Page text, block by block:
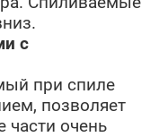
с
при спиле
позволяет
части очень